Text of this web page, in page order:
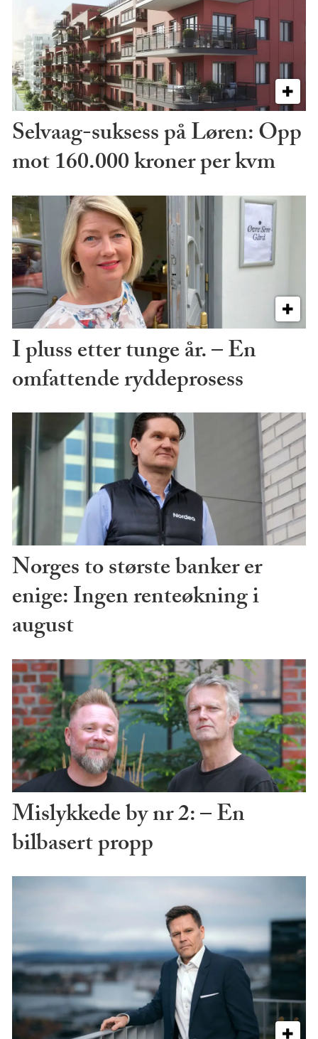
Selvaag-suksess på Løren: Opp
mot 160.000 kroner per kvm
I pluss etter tunge år. – En
omfattende ryddeprosess
Norges to største banker er
enige: Ingen renteøkning i
august
Mislykkede by nr 2: – En
bilbasert propp